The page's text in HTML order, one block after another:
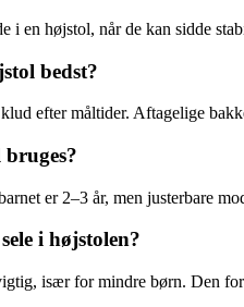
i en højstol, når de kan sidde
bedst?
efter måltider. Aftagelige
er 2–3 år, men justerbare
i højstolen?
især for mindre børn. Den